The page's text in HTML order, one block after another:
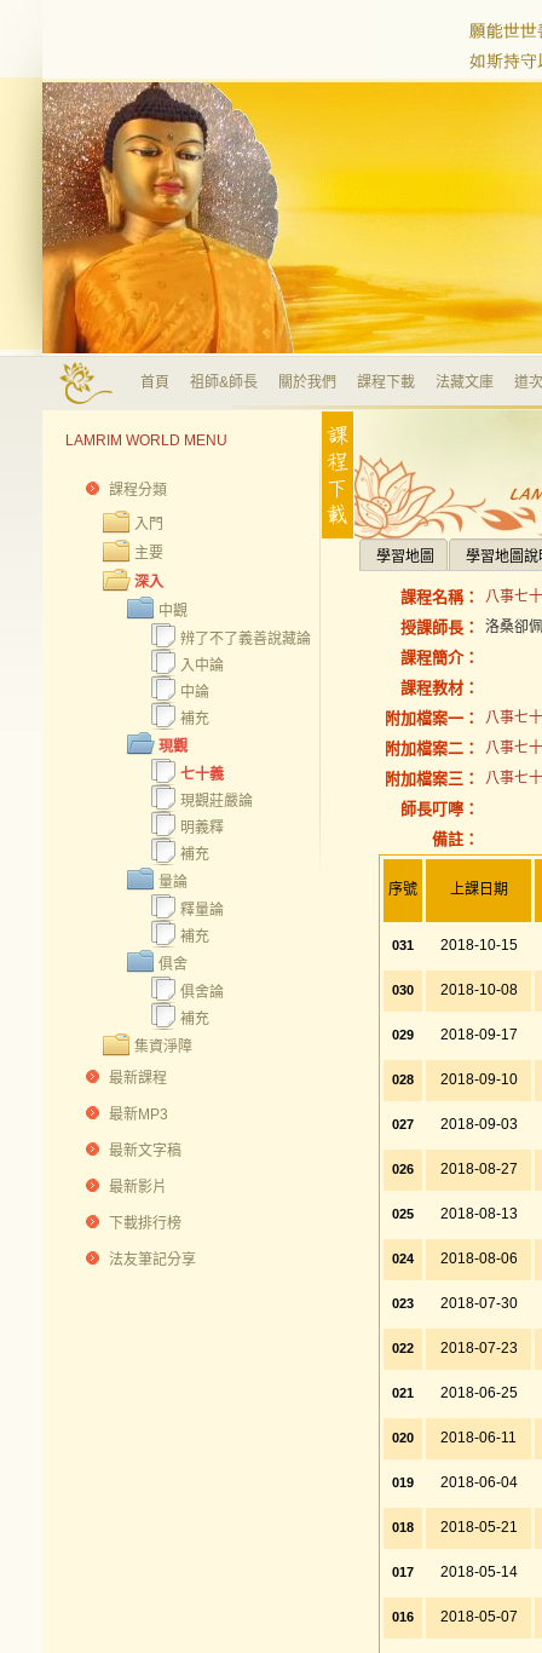
首頁 祖師&師長 關於我們 課程下載 法藏文庫 道
LAMRIM WORLD MENU
課程分類
入門
主要
深入
中觀
辨了不了義善說藏論
入中論
中論
補充
現觀
七十義
現觀莊嚴論
明義釋
補充
量論
釋量論
補充
俱舍
俱舍論
補充
集資淨障
最新課程
最新MP3
最新文字稿
最新影片
下載排行榜
法友筆記分享
學習地圖 學習地圖說
課程名稱： 八事七
授課師長： 洛桑卻
課程簡介：
課程教材：
附加檔案一：
八事七
附加檔案二： 八事七
附加檔案三： 八事七
師長叮嚀：
備註：
序號 上課日期
031 2018-10-15
030 2018-10-08
029 2018-09-17
028 2018-09-10
027 2018-09-03
026 2018-08-27
025 2018-08-13
024 2018-08-06
023 2018-07-30
022 2018-07-23
021 2018-06-25
020 2018-06-11
019 2018-06-04
018 2018-05-21
017 2018-05-14
016 2018-05-07